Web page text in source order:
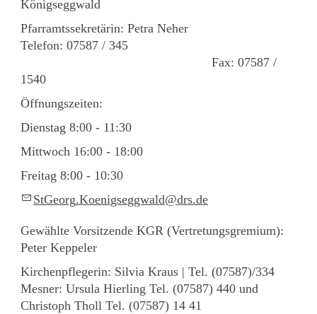
Königseggwald
Pfarramtssekretärin: Petra Neher
Telefon: 07587 / 345
Fax: 07587 /
1540
Öffnungszeiten:
Dienstag 8:00 - 11:30
Mittwoch 16:00 - 18:00
Freitag 8:00 - 10:30
StG
rg K n gs ggw ld drs d
Gewählte Vorsitzende KGR (Vertretungsgremium):
Peter Keppeler
Kirchenpflegerin: Silvia Kraus | Tel. (07587)/334
Mesner: Ursula Hierling Tel. (07587) 440 und
Christoph Tholl Tel. (07587) 14 41